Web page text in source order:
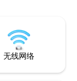
吉宁格医疗中心（
无线网络